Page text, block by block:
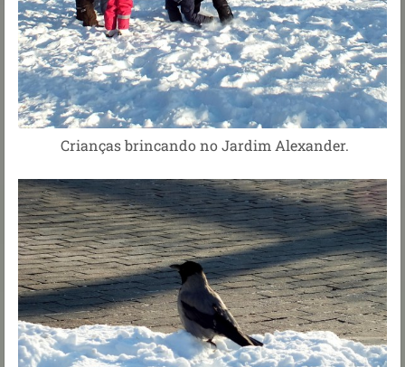
Crianças brincando no Jardim Alexander.